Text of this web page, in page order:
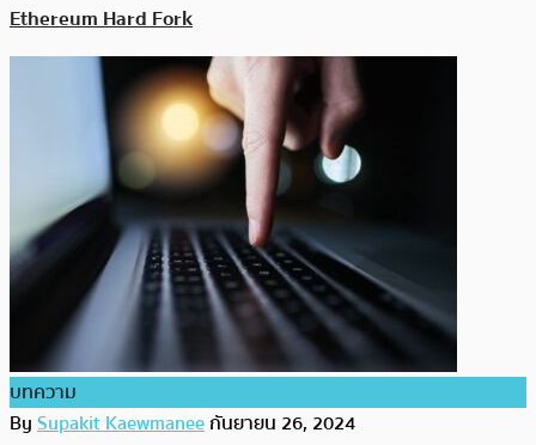
Ethereum Hard Fork
บทความ
BySupakit Kaewmaneeกันยายน 26, 2024